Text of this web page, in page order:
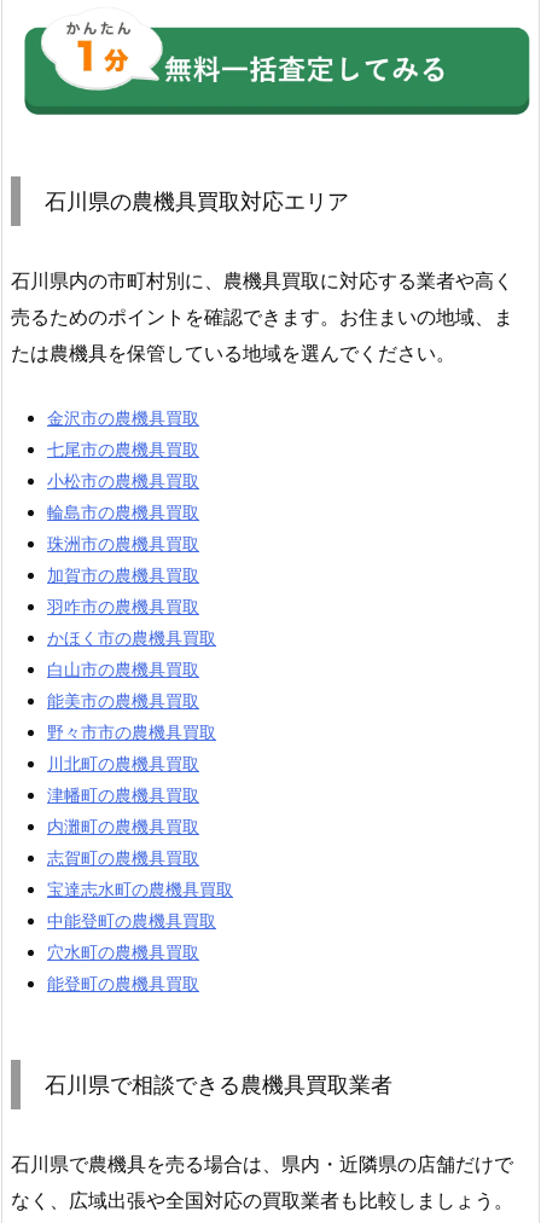
石川県の農機具買取対応エリア
石川県内の市町村別に、農機具買取に対応する業者や高く
売るためのポイントを確認できます。お住まいの地域、ま
たは農機具を保管している地域を選んでください。
金沢市の農機具買取
七尾市の農機具買取
小松市の農機具買取
輪島市の農機具買取
珠洲市の農機具買取
加賀市の農機具買取
羽咋市の農機具買取
かほく市の農機具買取
白山市の農機具買取
能美市の農機具買取
野々市市の農機具買取
川北町の農機具買取
津幡町の農機具買取
内灘町の農機具買取
志賀町の農機具買取
宝達志水町の農機具買取
中能登町の農機具買取
穴水町の農機具買取
能登町の農機具買取
石川県で相談できる農機具買取業者
石川県で農機具を売る場合は、県内・近隣県の店舗だけで
なく、広域出張や全国対応の買取業者も比較しましょう。